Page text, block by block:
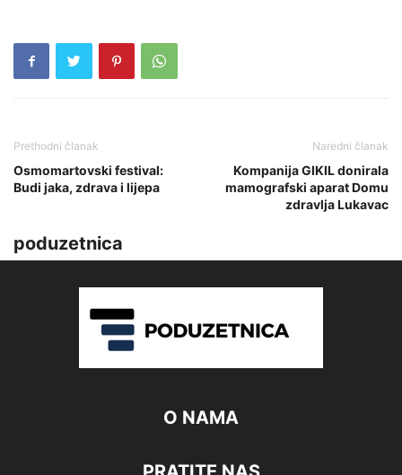
Prethodni članak
Osmomartovski festival:
Budi jaka, zdrava i lijepa
Naredni članak
Kompanija GIKIL donirala
mamografski aparat Domu
zdravlja Lukavac
poduzetnica
O NAMA